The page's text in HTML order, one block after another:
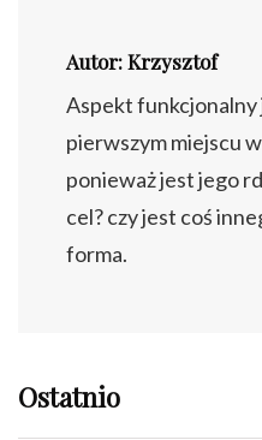
Autor: Krzysztof
Aspekt funkcjonalny
pierwszym miejscu
ponieważ jest jego
cel? czy jest coś
forma.
Ostatnio